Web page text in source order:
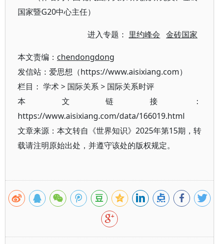
国家暨G20中心主任）
进入专题： 里约峰会 金砖国家
本文责编： chendongdong
发信站：爱思想（https://www.aisixiang.com）
栏目： 学术> 国际关系> 国际关系时评
本文链接：
https://www.aisixiang.com/data/166019.html
文章来源：本文转自《世界知识》2025年第15期，转
载请注明原始出处，并遵守该处的版权规定。